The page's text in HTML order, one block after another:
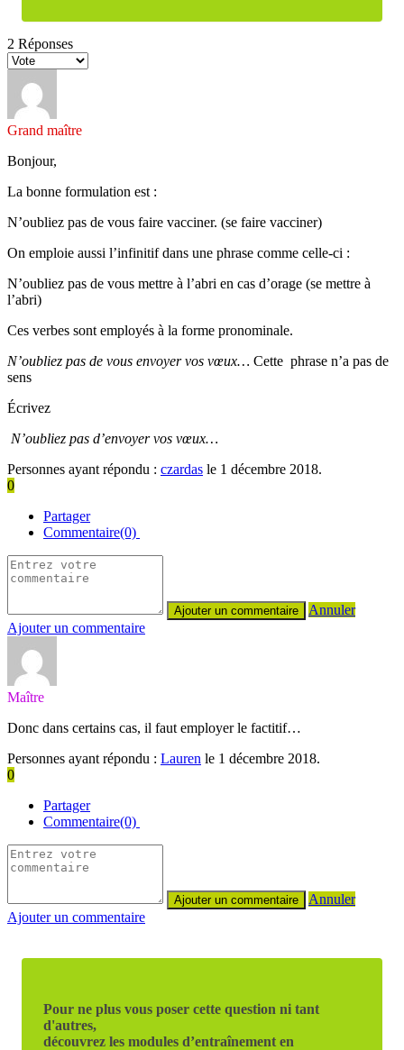
2 Réponses
Grand maître
Bonjour,
La bonne formulation est :
N’oubliez pas de vous faire vacciner. (se faire vacciner)
On emploie aussi l’infinitif dans une phrase comme celle-ci :
N’oubliez pas de vous mettre à l’abri en cas d’orage (se mettre à
l’abri)
Ces verbes sont employés à la forme pronominale.
N’oubliez pas de vous envoyer vos vœux… Cette phrase n’a pas de
sens
Écrivez
N’oubliez pas d’envoyer vos vœux…
Personnes ayant répondu : czardas le 1 décembre 2018.
0
Partager
Commentaire(0)
Annuler
Ajouter un commentaire
Maître
Donc dans certains cas, il faut employer le factitif…
Personnes ayant répondu : Lauren le 1 décembre 2018.
0
Partager
Commentaire(0)
Annuler
Ajouter un commentaire
Pour ne plus vous poser cette question ni tant
d'autres,
découvrez les modules d’entraînement en